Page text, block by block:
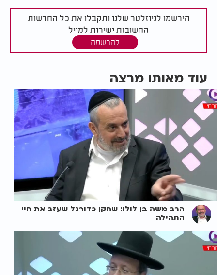
הירשמו לניוזלטר שלנו ותקבלו את כל החדשות
החשובות ישירות למייל
להרשמה
עוד מאותו מרצה
הרב משה בן לולו: שחקן כדורגל שעזב את חיי
התהילה